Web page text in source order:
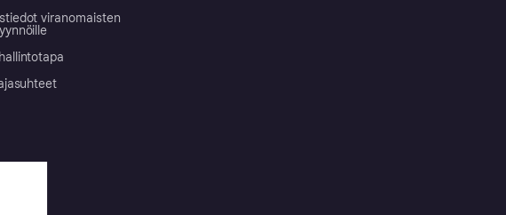
viranomaisten